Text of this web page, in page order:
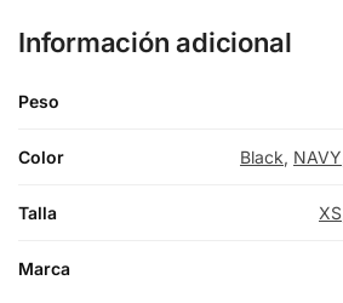
Información adicional
Peso
Color Black, NAVY
Talla XS
Marca